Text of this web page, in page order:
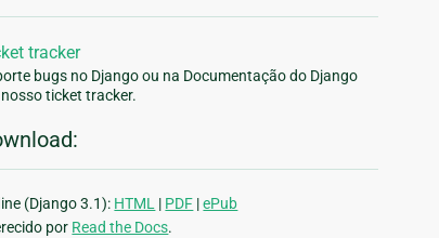
tracker
bugs no Django ou na Documentação do Django
ticket tracker.
(Django 3.1): HTML | PDF |ePub
por Read the Docs.